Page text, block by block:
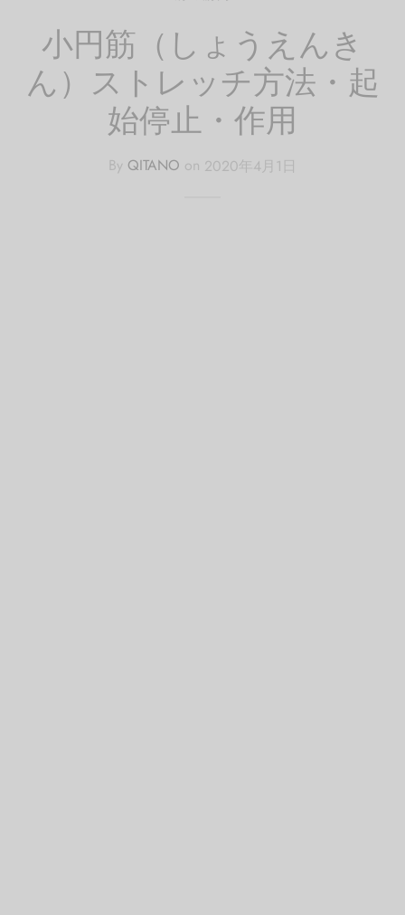
小円筋（しょうえんき
ん）ストレッチ方法・起
始停止・作用
By QITANO on 2020年4月1日